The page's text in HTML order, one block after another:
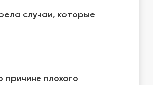
случаи, которые
причине плохого